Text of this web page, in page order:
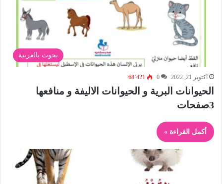
بحوث بالعربية
أكتوبر 21, 2022 0 68٬421
الحيوانات البرية و الحيوانات الاليفة و منافعها
3صفحات
أكمل القراءة »